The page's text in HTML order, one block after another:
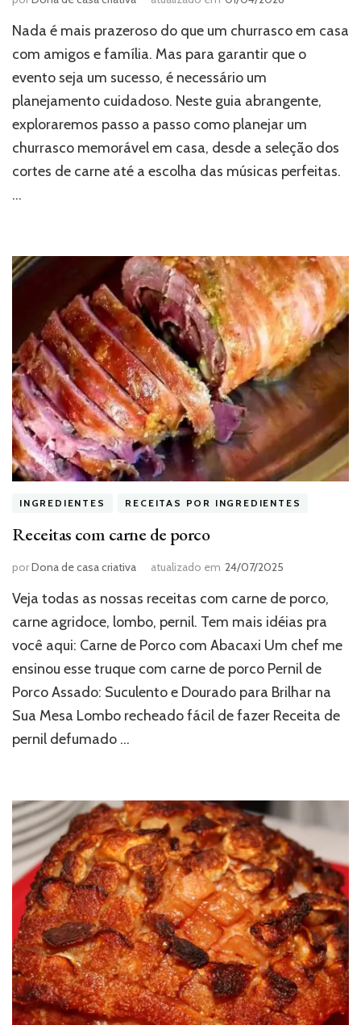
Nada é mais prazeroso do que um churrasco em casa
com amigos e família. Mas para garantir que o
evento seja um sucesso, é necessário um
planejamento cuidadoso. Neste guia abrangente,
exploraremos passo a passo como planejar um
churrasco memorável em casa, desde a seleção dos
cortes de carne até a escolha das músicas perfeitas.
…
INGREDIENTES RECEITAS POR INGREDIENTES
Receitas com carne de porco
porDona de casa criativa atualizado em 24/07/2025
Veja todas as nossas receitas com carne de porco,
carne agridoce, lombo, pernil. Tem mais idéias pra
você aqui: Carne de Porco com Abacaxi Um chef me
ensinou esse truque com carne de porco Pernil de
Porco Assado: Suculento e Dourado para Brilhar na
Sua Mesa Lombo recheado fácil de fazer Receita de
pernil defumado …